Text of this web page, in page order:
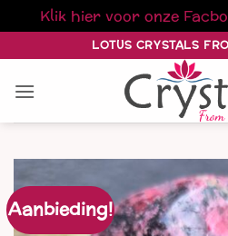
Klik hier voor onze
naar
inhoud
LOTUS CRYSTALS
Aanbieding!